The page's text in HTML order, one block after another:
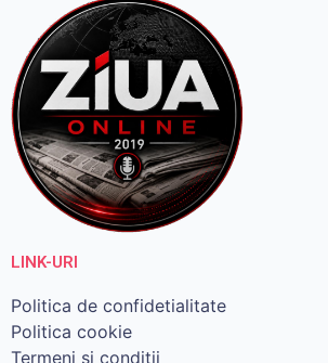
LINK-URI
Politica de confidetialitate
Politica cookie
Termeni si conditii